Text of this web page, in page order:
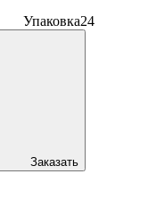
Упаковка24
Заказать